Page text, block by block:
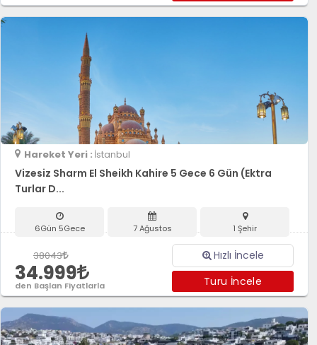
Hareket Yeri : İstanbul
Vizesiz Sharm El Sheikh Kahire 5 Gece 6 Gün (Ektra
Turlar D...
6Gün 5Gece 7 Ağustos 1 Şehir
38043
34.999
den Başlan Fiyatlarla
Hızlı İncele
Turu İncele